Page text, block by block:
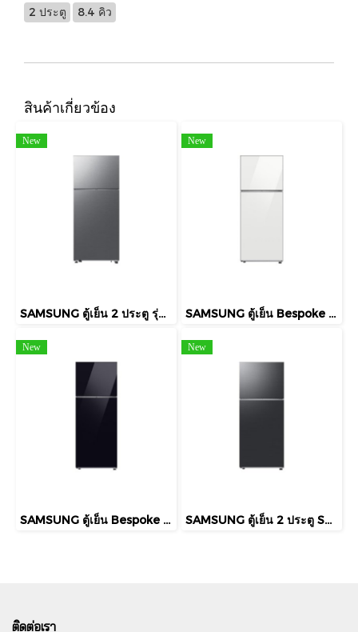
2 ประตู 8.4 คิว
สินค้าเกี่ยวข้อง
New
SAMSUNG ตู้เย็น 2 ประตู รุ่น RT53DG7A14S9ST 18.7 คิว เงิน อินเวอร์เตอร์ RT53DG7A14S9ST
New
SAMSUNG ตู้เย็น Bespoke 2 ประตู RT42CB664412ST ความจุ 415 ลิตร / 14.7 คิว พร้อมด้วย AI Energy Mode และ Optimal Fresh+
New
SAMSUNG ตู้เย็น Bespoke 2 ประตู RT47CB668422ST ความจุ 460 ลิตร / 16.2 คิว พร้อมด้วย AI Energy Mode และ Optimal Fresh+
New
SAMSUNG ตู้เย็น 2 ประตู SAMSUNG รุ่น RT38CG6684B1ST 13.6 คิว สีดำ อินเวอร์เตอร์
ติดต่อเรา